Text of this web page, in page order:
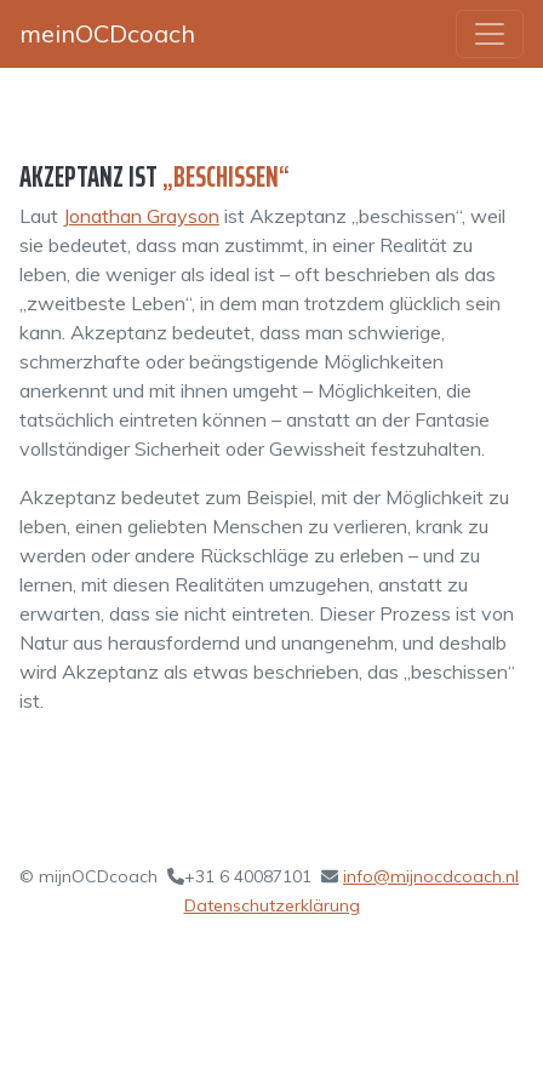
meinOCDcoach
AKZEPTANZ IST„BESCHISSEN“
Laut Jonathan Grayson ist Akzeptanz „beschissen“, weil
sie bedeutet, dass man zustimmt, in einer Realität zu
leben, die weniger als ideal ist – oft beschrieben als das
„zweitbeste Leben“, in dem man trotzdem glücklich sein
kann. Akzeptanz bedeutet, dass man schwierige,
schmerzhafte oder beängstigende Möglichkeiten
anerkennt und mit ihnen umgeht – Möglichkeiten, die
tatsächlich eintreten können – anstatt an der Fantasie
vollständiger Sicherheit oder Gewissheit festzuhalten.
Akzeptanz bedeutet zum Beispiel, mit der Möglichkeit zu
leben, einen geliebten Menschen zu verlieren, krank zu
werden oder andere Rückschläge zu erleben – und zu
lernen, mit diesen Realitäten umzugehen, anstatt zu
erwarten, dass sie nicht eintreten. Dieser Prozess ist von
Natur aus herausfordernd und unangenehm, und deshalb
wird Akzeptanz als etwas beschrieben, das „beschissen“
ist.
© mijnOCDcoach +31 6 40087101
info@mijnocdcoach.nl
Datenschutzerklärung